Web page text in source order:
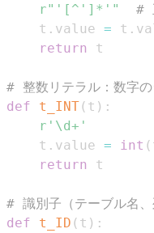
r"'[^']*'"
#
    t
. value = t .
return
# 整数リテラル：数字の
def
t_INT( t ) :
r'\d+'
    t
. value = int (
return
# 識別子（テーブル名
def
t_ID ( t ) :